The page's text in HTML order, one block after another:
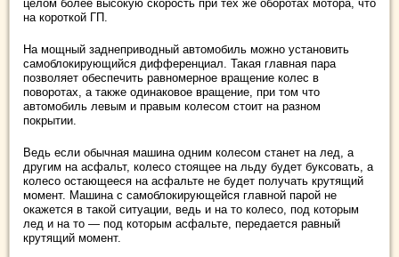
целом более высокую скорость при тех же оборотах мотора, что
на короткой ГП.
На мощный заднеприводный автомобиль можно установить
самоблокирующийся дифференциал. Такая главная пара
позволяет обеспечить равномерное вращение колес в
поворотах, а также одинаковое вращение, при том что
автомобиль левым и правым колесом стоит на разном
покрытии.
Ведь если обычная машина одним колесом станет на лед, а
другим на асфальт, колесо стоящее на льду будет буксовать, а
колесо остающееся на асфальте не будет получать крутящий
момент. Машина с самоблокирующейся главной парой не
окажется в такой ситуации, ведь и на то колесо, под которым
лед и на то — под которым асфальте, передается равный
крутящий момент.